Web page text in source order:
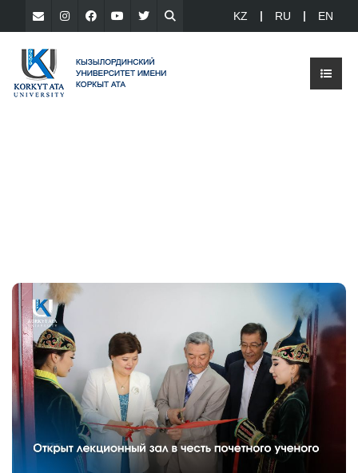
KZ RU EN